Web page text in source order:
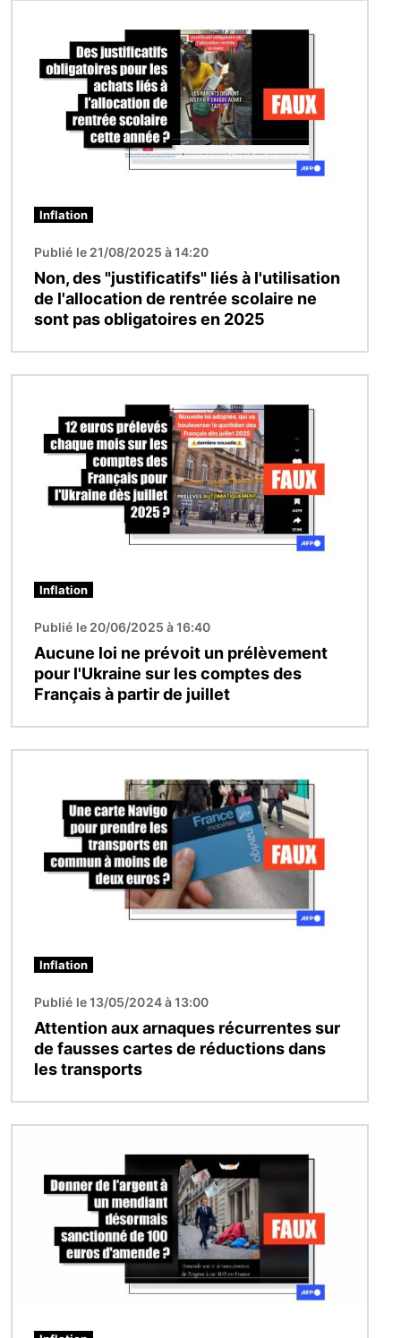
Inflation
Publié le 21/08/2025 à 14:20
Non, des "justificatifs" liés à l'utilisation
de l'allocation de rentrée scolaire ne
sont pas obligatoires en 2025
Inflation
Publié le 20/06/2025 à 16:40
Aucune loi ne prévoit un prélèvement
pour l'Ukraine sur les comptes des
Français à partir de juillet
Inflation
Publié le 13/05/2024 à 13:00
Attention aux arnaques récurrentes sur
de fausses cartes de réductions dans
les transports